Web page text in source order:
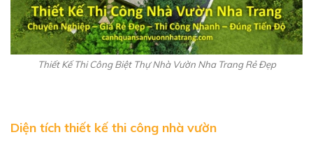
Thiết Kế Thi Công Biệt Thự Nhà Vườn Nha Trang Rẻ Đẹp
Diện tích thiết kế thi công nhà vườn